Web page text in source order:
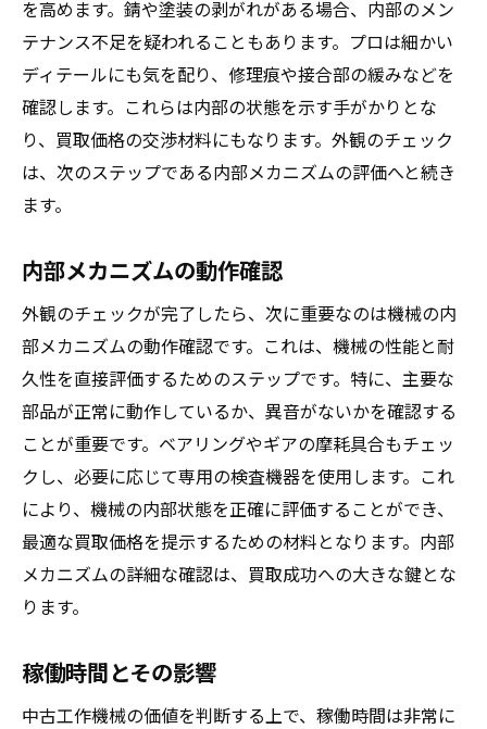
を高めます。錆や塗装の剥がれがある場合、内部のメン
テナンス不足を疑われることもあります。プロは細かい
ディテールにも気を配り、修理痕や接合部の緩みなどを
確認します。これらは内部の状態を示す手がかりとな
り、買取価格の交渉材料にもなります。外観のチェック
は、次のステップである内部メカニズムの評価へと続き
ます。
内部メカニズムの動作確認
外観のチェックが完了したら、次に重要なのは機械の内
部メカニズムの動作確認です。これは、機械の性能と耐
久性を直接評価するためのステップです。特に、主要な
部品が正常に動作しているか、異音がないかを確認する
ことが重要です。ベアリングやギアの摩耗具合もチェッ
クし、必要に応じて専用の検査機器を使用します。これ
により、機械の内部状態を正確に評価することができ、
最適な買取価格を提示するための材料となります。内部
メカニズムの詳細な確認は、買取成功への大きな鍵とな
ります。
稼働時間とその影響
中古工作機械の価値を判断する上で、稼働時間は非常に